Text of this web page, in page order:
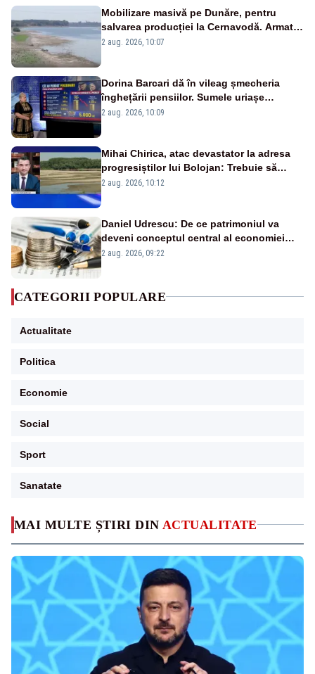
MAI MULTE ȘTIRI DIN ACTUALITATE
Mobilizare masivă pe Dunăre, pentru
salvarea producției la Cernavodă. Armata
va detona o stâncă și va devia apa
2 aug. 2026, 10:07
Dorina Barcari dă în vileag șmecheria
înghețării pensiilor. Sumele uriașe
pierdute de fiecare român
2 aug. 2026, 10:09
Mihai Chirica, atac devastator la adresa
progresiștilor lui Bolojan: Trebuie să
protejăm și natura, dar nu șținem omaneii
2 aug. 2026, 10:12
Daniel Udrescu: De ce patrimoniul va
deveni conceptul central al economiei
viitoare?
2 aug. 2026, 09:22
CATEGORII POPULARE
Actualitate
Politica
Economie
Social
Sport
Sanatate